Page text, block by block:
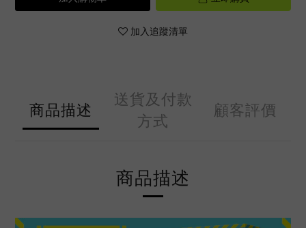
加入追蹤清單
商品描述
送貨及付款
方式
顧客評價
商品描述